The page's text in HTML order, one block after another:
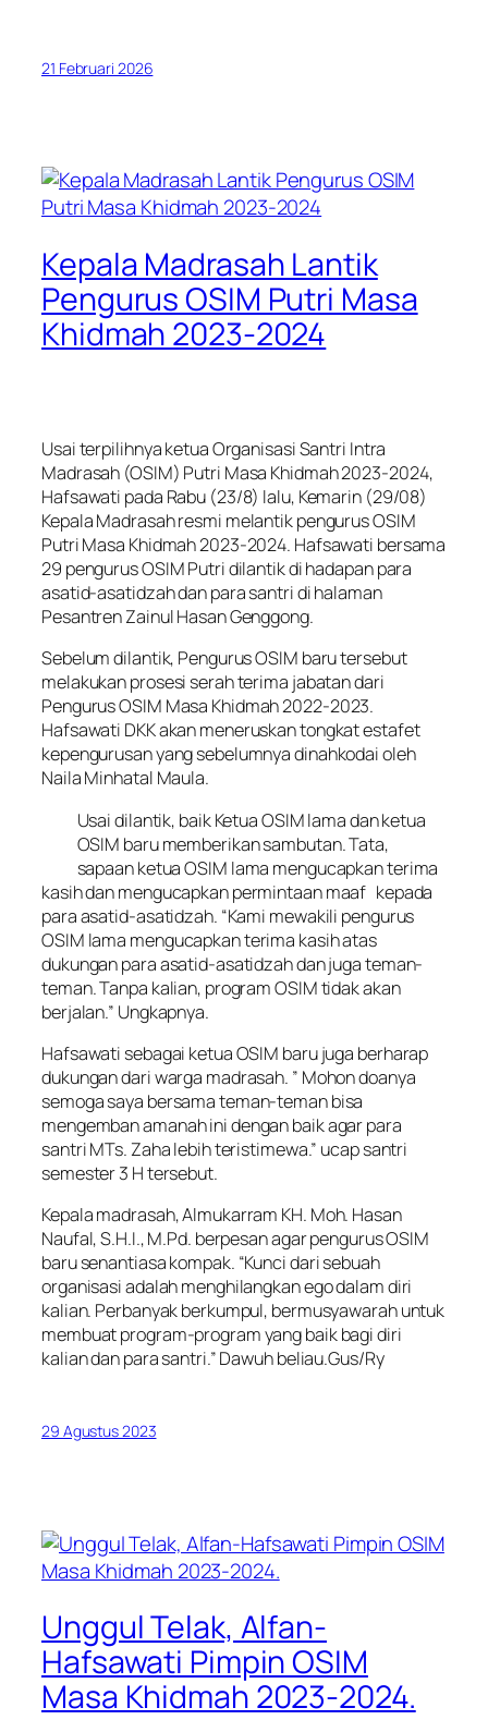
21 Februari 2026
Kepala Madrasah Lantik
Pengurus OSIM Putri Masa
Khidmah 2023-2024
Usai terpilihnya ketua Organisasi Santri Intra
Madrasah (OSIM) Putri Masa Khidmah 2023-2024,
Hafsawati pada Rabu (23/8) lalu, Kemarin (29/08)
Kepala Madrasah resmi melantik pengurus OSIM
Putri Masa Khidmah 2023-2024. Hafsawati bersama
29 pengurus OSIM Putri dilantik di hadapan para
asatid-asatidzah dan para santri di halaman
Pesantren Zainul Hasan Genggong.
Sebelum dilantik, Pengurus OSIM baru tersebut
melakukan prosesi serah terima jabatan dari
Pengurus OSIM Masa Khidmah 2022-2023.
Hafsawati DKK akan meneruskan tongkat estafet
kepengurusan yang sebelumnya dinahkodai oleh
Naila Minhatal Maula.
Usai dilantik, baik Ketua OSIM lama dan ketua
OSIM baru memberikan sambutan. Tata,
sapaan ketua OSIM lama mengucapkan terima
kasih dan mengucapkan permintaan maaf kepada
para asatid-asatidzah. “Kami mewakili pengurus
OSIM lama mengucapkan terima kasih atas
dukungan para asatid-asatidzah dan juga teman-
teman. Tanpa kalian, program OSIM tidak akan
berjalan.” Ungkapnya.
Hafsawati sebagai ketua OSIM baru juga berharap
dukungan dari warga madrasah. ” Mohon doanya
semoga saya bersama teman-teman bisa
mengemban amanah ini dengan baik agar para
santri MTs. Zaha lebih teristimewa.” ucap santri
semester 3 H tersebut.
Kepala madrasah, Almukarram KH. Moh. Hasan
Naufal, S.H.I., M.Pd. berpesan agar pengurus OSIM
baru senantiasa kompak. “Kunci dari sebuah
organisasi adalah menghilangkan ego dalam diri
kalian. Perbanyak berkumpul, bermusyawarah untuk
membuat program-program yang baik bagi diri
kalian dan para santri.” Dawuh beliau.Gus/Ry
29 Agustus 2023
Unggul Telak, Alfan-
Hafsawati Pimpin OSIM
Masa Khidmah 2023-2024.